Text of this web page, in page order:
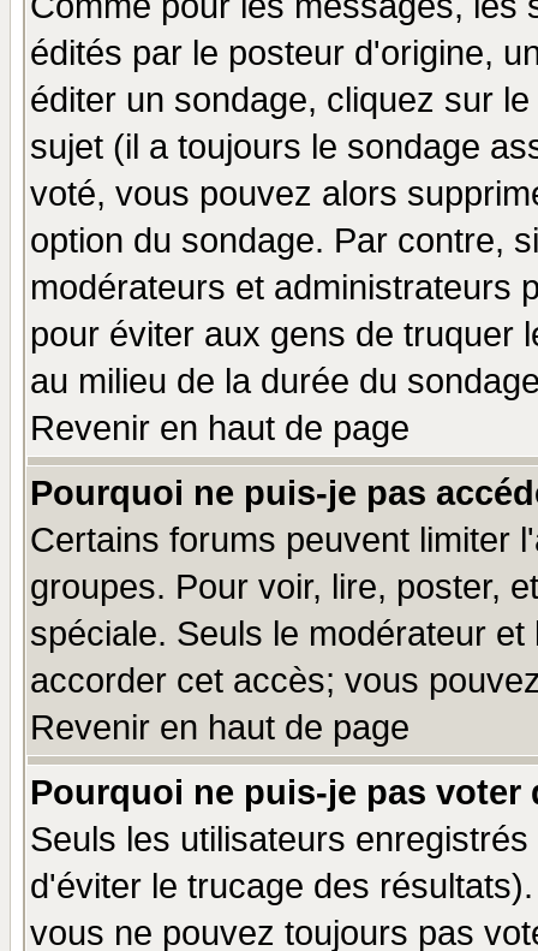
édités par le posteur d'origine,
éditer un sondage, cliquez sur
sujet (il a toujours le sondage
voté, vous pouvez alors
option du sondage. Par contre,
modérateurs et administrateurs
pour éviter aux gens de truquer
au milieu de la durée du
Revenir en haut de page
Pourquoi ne puis-je pas
Certains forums peuvent limiter
groupes. Pour voir, lire, poster,
spéciale. Seuls le modérateur
accorder cet accès; vous
Revenir en haut de page
Pourquoi ne puis-je pas voter
Seuls les utilisateurs
d'éviter le trucage des
vous ne pouvez toujours pas